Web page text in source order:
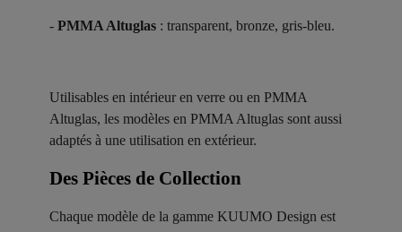
- PMMA Altuglas : transparent, bronze, gris-bleu.
Utilisables en intérieur en verre ou en PMMA
Altuglas, les modèles en PMMA Altuglas sont aussi
adaptés à une utilisation en extérieur.
Des Pièces de Collection ​
Chaque modèle de la gamme KUUMO Design est